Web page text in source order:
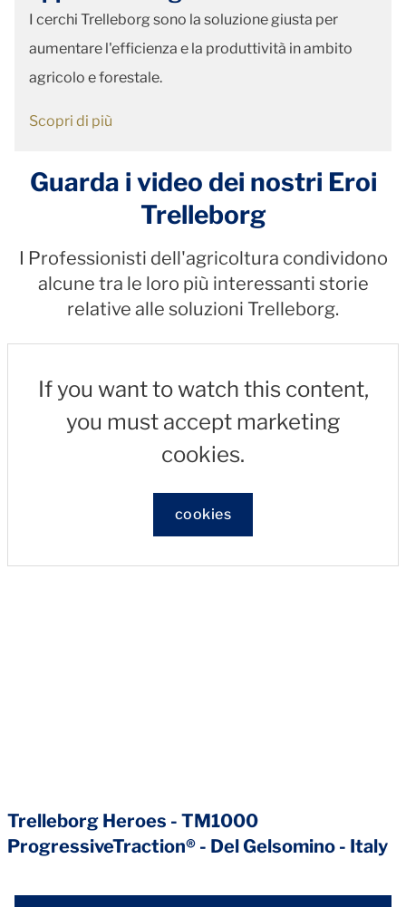
I cerchi Trelleborg sono la soluzione giusta per
aumentare l'efficienza e la produttività in ambito
agricolo e forestale.
Scopri di più
Guarda i video dei nostri Eroi
Trelleborg
I Professionisti dell'agricoltura condividono
alcune tra le loro più interessanti storie
relative alle soluzioni Trelleborg.
If you want to watch this content,
you must accept marketing
cookies.
cookies
Trelleborg Heroes - TM1000
ProgressiveTraction® - Del Gelsomino - Italy